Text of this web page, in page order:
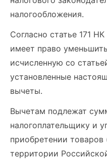
налогообложения.
Согласно статье 171
имеет право
исчисленную со
установленные
вычеты.
Вычетам подлежат
налогоплательщику и
приобретении товаров
территории